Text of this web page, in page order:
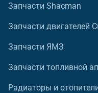
Запчасти Shacman
Запчасти двигателей
Запчасти ЯМЗ
Запчасти топливной
Радиаторы и